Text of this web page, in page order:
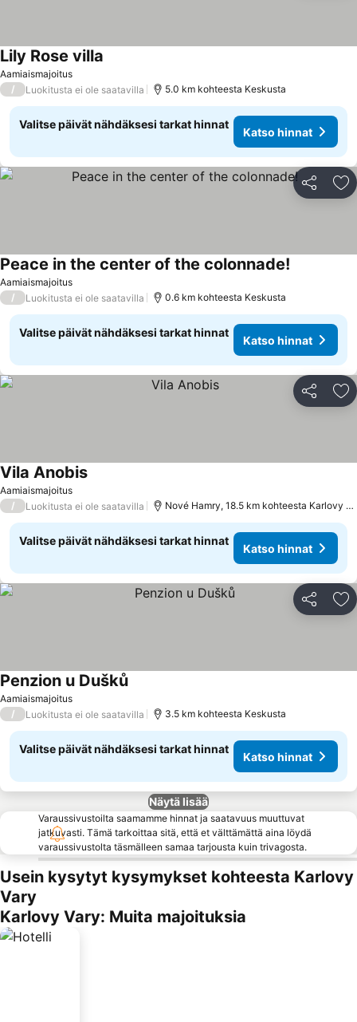
Aamiaismajoitus
Lily Rose villa
/ Luokitusta ei ole saatavilla 5.0 km kohteesta Keskusta
Valitse päivät nähdäksesi tarkat hinnat
Katso hinnat
Jaa
Aamiaismajoitus
Peace in the center of the colonnade!
/ Luokitusta ei ole saatavilla 0.6 km kohteesta Keskusta
Valitse päivät nähdäksesi tarkat hinnat
Katso hinnat
Jaa
Aamiaismajoitus
Vila Anobis
/ Luokitusta ei ole saatavilla Nové Hamry, 18.5 km kohteesta Karlovy Vary
Valitse päivät nähdäksesi tarkat hinnat
Katso hinnat
Jaa
Aamiaismajoitus
Penzion u Dušků
/ Luokitusta ei ole saatavilla 3.5 km kohteesta Keskusta
Valitse päivät nähdäksesi tarkat hinnat
Katso hinnat
Näytä lisää
Varaussivustoilta saamamme hinnat ja saatavuus muuttuvat
jatkuvasti. Tämä tarkoittaa sitä, että et välttämättä aina löydä
varaussivustolta täsmälleen samaa tarjousta kuin trivagosta.
Usein kysytyt kysymykset kohteesta Karlovy
Vary
Karlovy Vary: Muita majoituksia